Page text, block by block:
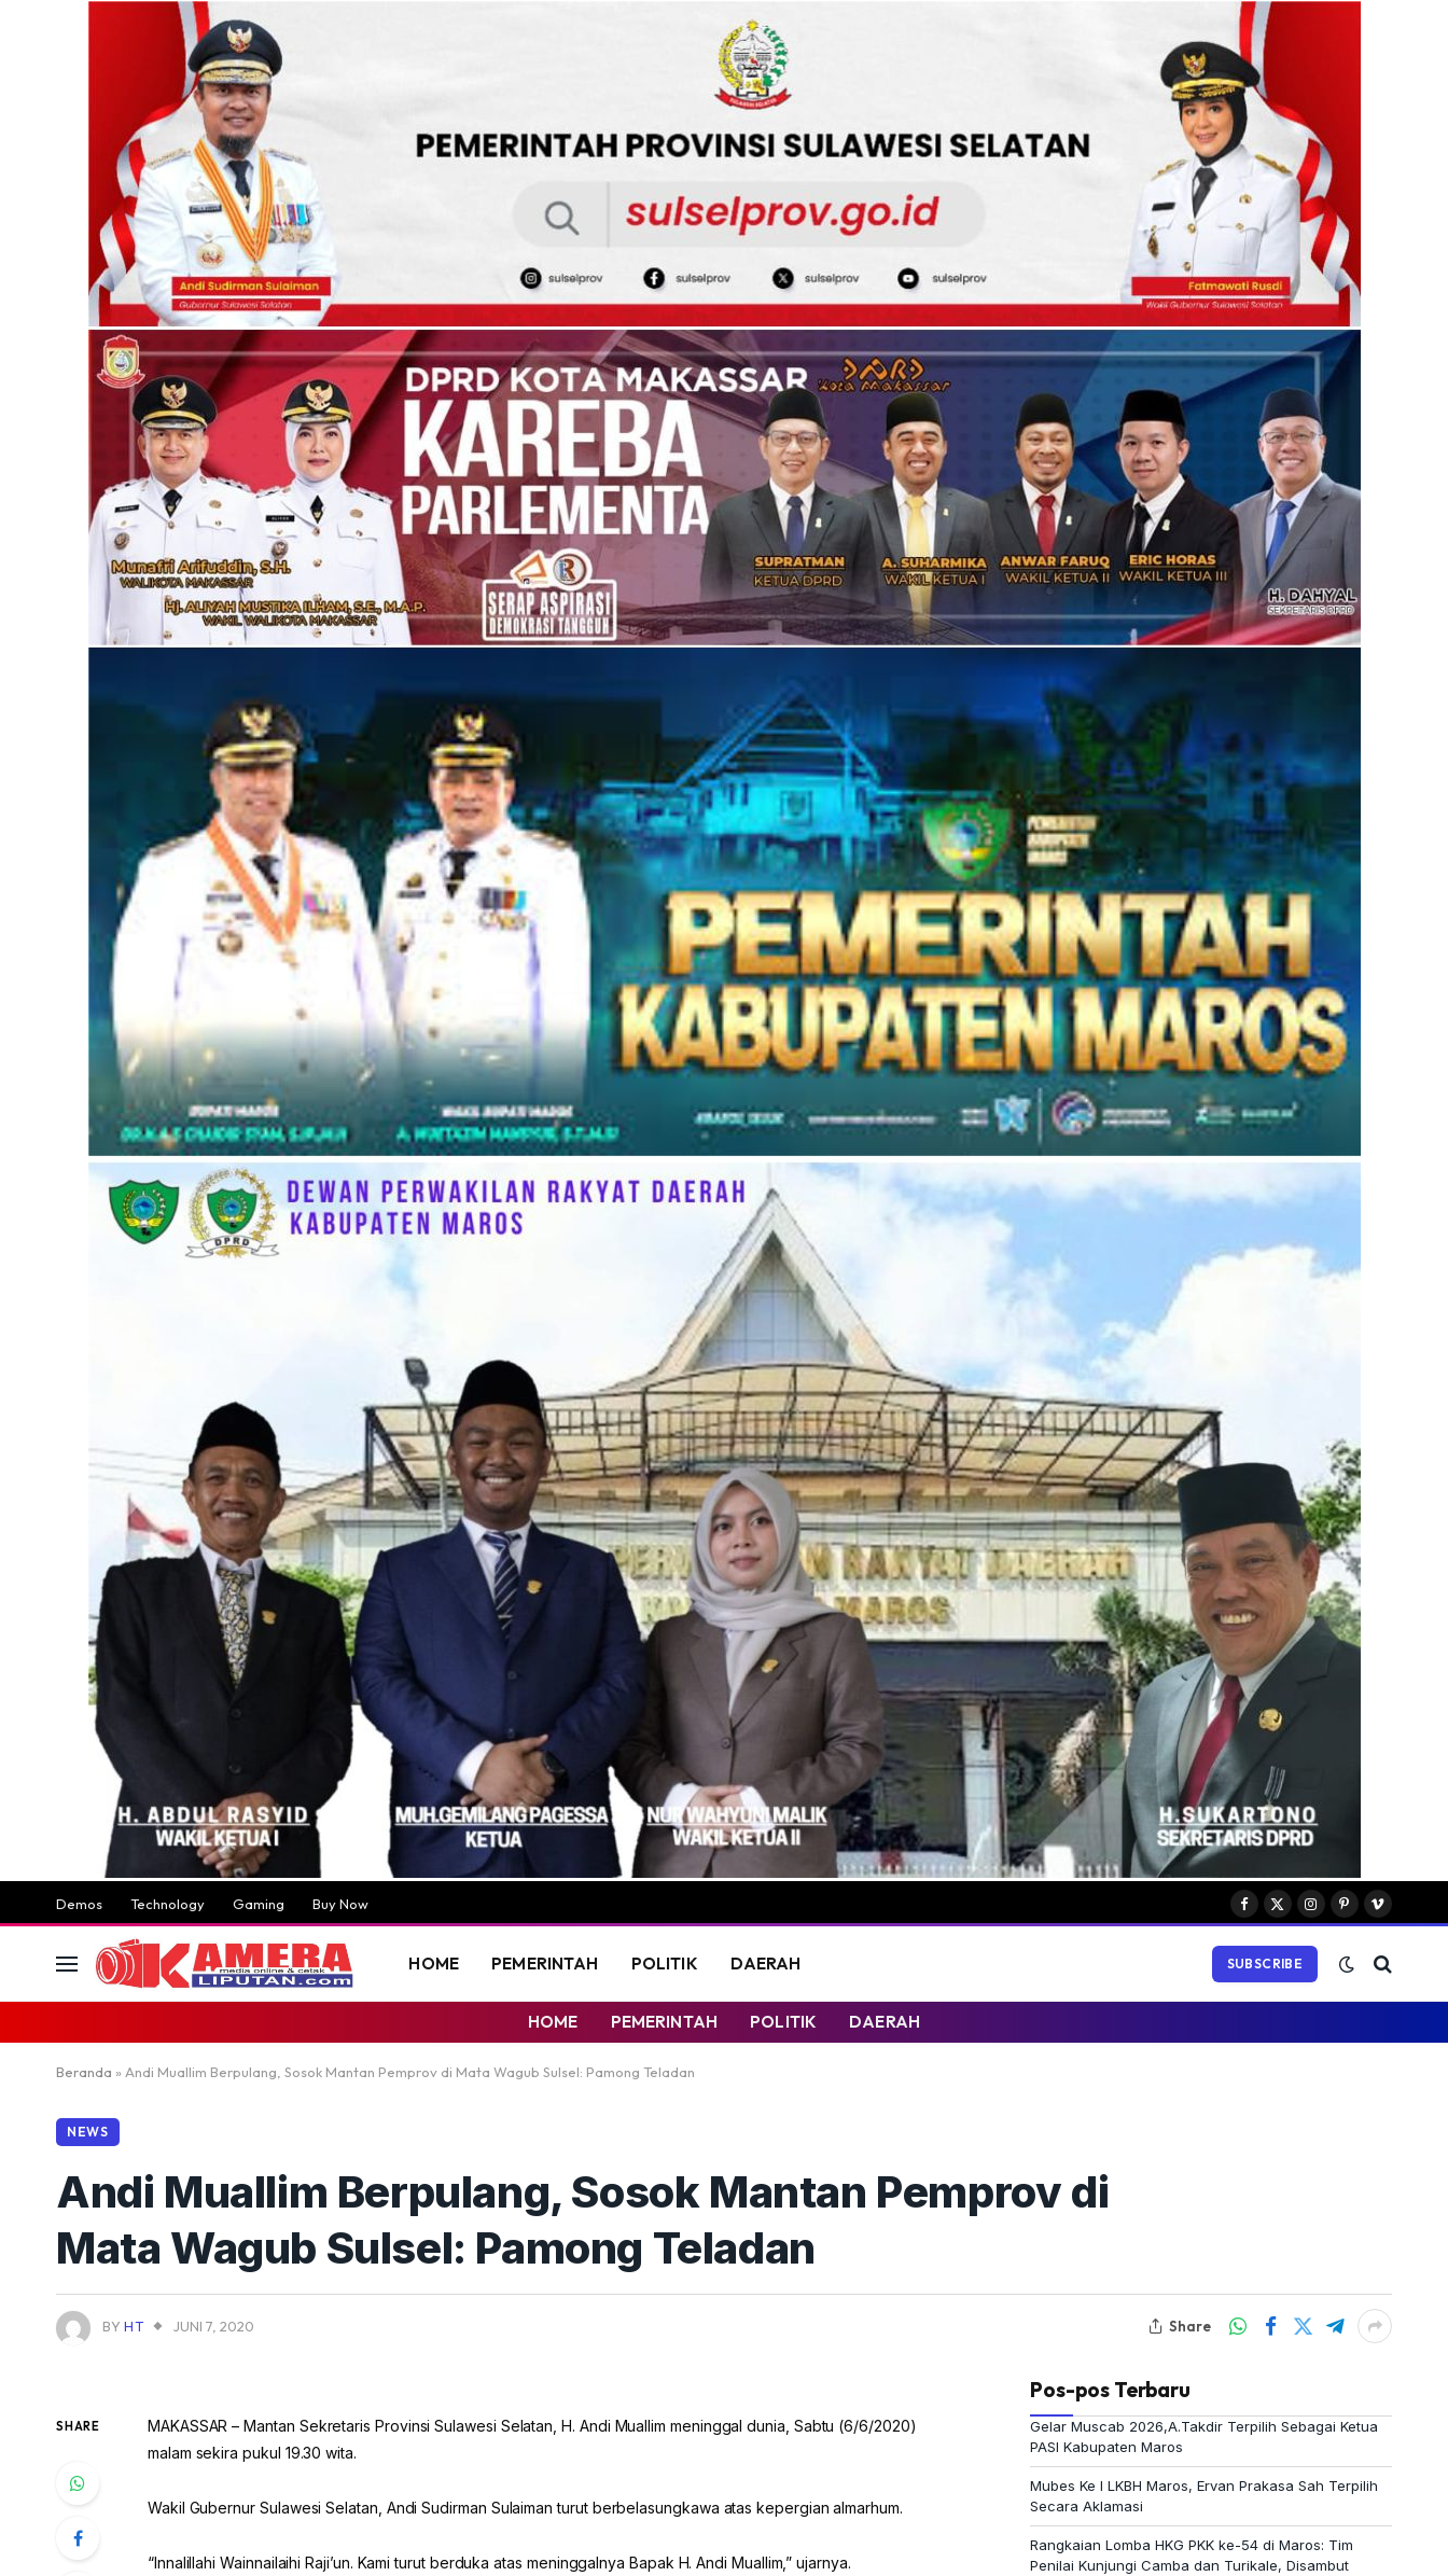
Demos Technology Gaming Buy Now
Facebook
X
Instagram
PinterestVimeo
HOME PEMERINTAH POLITIK DAERAH SUBSCRIBE
HOME PEMERINTAH POLITIK DAERAH
Beranda » Andi Muallim Berpulang, Sosok Mantan Pemprov di Mata Wagub Sulsel: Pamong Teladan
NEWS
Andi Muallim Berpulang, Sosok Mantan Pemprov di
Mata Wagub Sulsel: Pamong Teladan
BY HT JUNI 7, 2020 Share
SHARE
MAKASSAR – Mantan Sekretaris Provinsi Sulawesi Selatan, H. Andi Muallim meninggal dunia, Sabtu (6/6/2020)
malam sekira pukul 19.30 wita.
Wakil Gubernur Sulawesi Selatan, Andi Sudirman Sulaiman turut berbelasungkawa atas kepergian almarhum.
“Innalillahi Wainnailaihi Raji’un. Kami turut berduka atas meninggalnya Bapak H. Andi Muallim,” ujarnya.
Pos-pos Terbaru
Gelar Muscab 2026,A.Takdir Terpilih Sebagai Ketua
PASI Kabupaten Maros
Mubes Ke I LKBH Maros, Ervan Prakasa Sah Terpilih
Secara Aklamasi
Rangkaian Lomba HKG PKK ke-54 di Maros: Tim
Penilai Kunjungi Camba dan Turikale, Disambut